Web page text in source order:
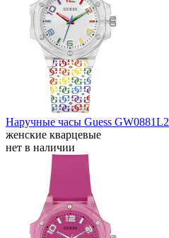
Наручные часы Guess GW0881L2
женские кварцевые
нет в наличии